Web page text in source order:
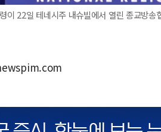
이 22일 테네시주 내슈빌에서 열린 종교방